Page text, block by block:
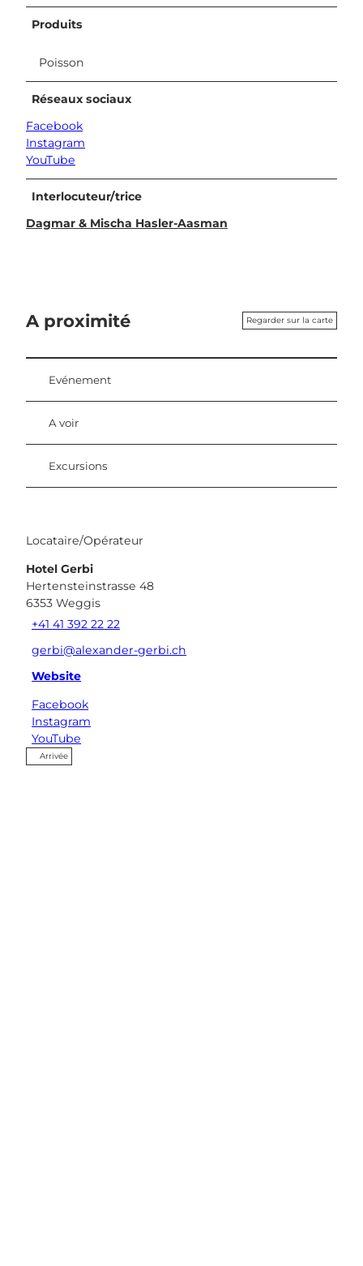
Produits
Poisson
Réseaux sociaux
Facebook
Instagram
YouTube
Interlocuteur/trice
Dagmar & Mischa Hasler-Aasman
A proximité Regarder sur la carte
Evénement
A voir
Excursions
Locataire/Opérateur
Hotel Gerbi
Hertensteinstrasse 48
6353 Weggis
+41 41 392 22 22
gerbi@alexander-gerbi.ch
Website
Facebook
Instagram
YouTube
Arrivée